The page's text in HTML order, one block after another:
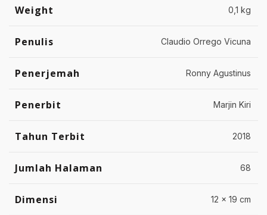
Weight 0,1 kg
Penulis Claudio Orrego Vicuna
Penerjemah Ronny Agustinus
Penerbit Marjin Kiri
Tahun Terbit 2018
Jumlah Halaman 68
Dimensi 12 x 19 cm